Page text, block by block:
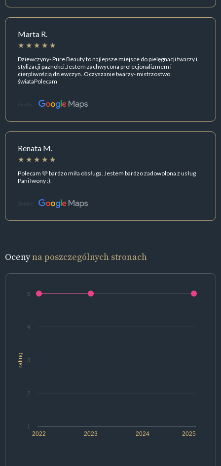
Marta R.
Dziewczyny- Pure Beauty to najlepsze miejsce do pielęgnacji twarzy i
stylizacji paznokci.Jestem zachwycona profecjonalizmem i
cierpliwością dziewczyn..Oczyszanie twarzy- mistrzostwo
świataPolecam
Źródło:
Renata M.
Polecam 🩷 bardzo miła obsługa. Jestem bardzo zadowolona z usług
Pani Iwony :).
Źródło:
Ocenyna poszczególnych stronach
rating
2022 2024
2023 2025
1
2
3
4
5